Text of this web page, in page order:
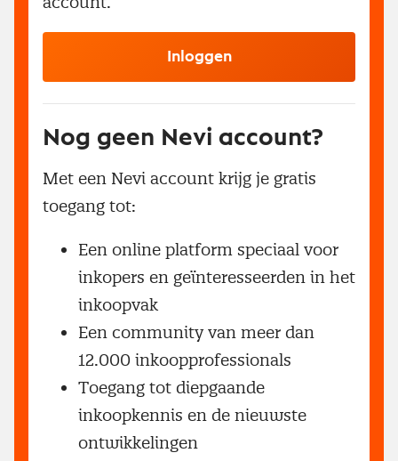
Inloggen
Nog geen Nevi account?
Met een Nevi account krijg je gratis
toegang tot:
Een online platform speciaal voor
inkopers en geïnteresseerden in het
inkoopvak
Een community van meer dan
12.000 inkoopprofessionals
Toegang tot diepgaande
inkoopkennis en de nieuwste
ontwikkelingen